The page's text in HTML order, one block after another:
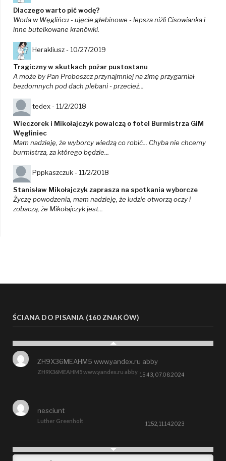
Dlaczego warto pić wodę?
Woda w Węglińcu - ujęcie głebinowe - lepsza niżli Cisowianka i
inne butelkowane kranówki.
Herakliusz - 10/27/2019
Tragiczny w skutkach pożar pustostanu
A może by Pan Proboszcz przynajmniej na zimę przygarniał
bezdomnych pod dach plebani - przecież...
tedex - 11/2/2018
Wieczorek i Mikołajczyk powalczą o fotel Burmistrza GiM
Węgliniec
Mam nadzieję, że wyborcy wiedzą co robić... Chyba nie chcemy
burmistrza, za którego będzie...
Pppkaszczuk - 11/2/2018
Stanisław Mikołajczyk zaprasza na spotkania wyborcze
Życzę powodzenia, mam nadzieję, że ludzie otworzą oczy i
zobaczą, że Mikołajczyk jest...
ŚCIANA DO PISANIA (160 ZNAKÓW)
ZH9X36MEAHM5 www.yandex.ru abby
ZH9X36MEAHM5 www.yandex.ru abby
15:43, 07.08.2024
Luther Greenholt
nesciunt
11:52, 11.14.2023
Future